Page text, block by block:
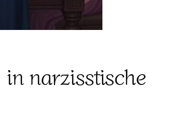
narzisstische